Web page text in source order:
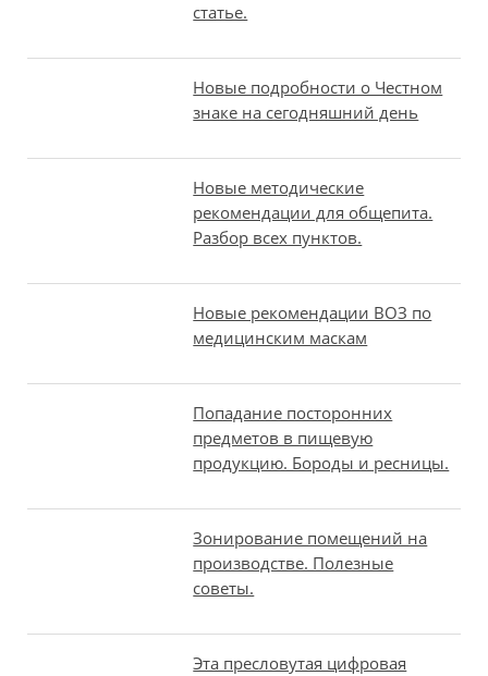
статье.
Новые подробности о Честном
знаке на сегодняшний день
Новые методические
рекомендации для общепита.
Разбор всех пунктов.
Новые рекомендации ВОЗ по
медицинским маскам
Попадание посторонних
предметов в пищевую
продукцию. Бороды и ресницы.
Зонирование помещений на
производстве. Полезные
советы.
Эта пресловутая цифровая